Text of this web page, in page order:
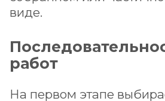
виде.
работ
На первом этапе